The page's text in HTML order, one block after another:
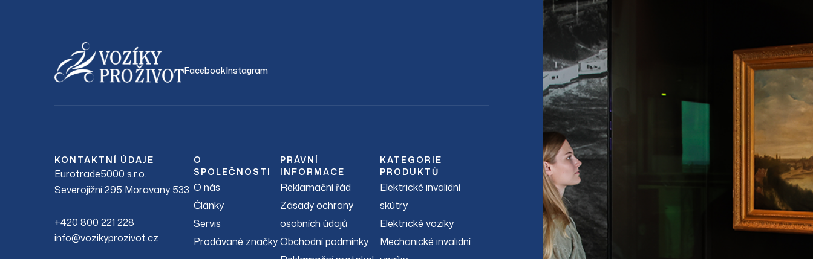
FacebookInstagram
KONTAKTNÍ ÚDAJE
Eurotrade5000 s.r.o.
Severojižní 295 Moravany 533
+420 800 221 228
info@vozikyprozivot.cz
O
SPOLEČNOSTI
O nás
Články
Servis
Prodávané značky
PRÁVNÍ
INFORMACE
Reklamační řád
Zásady ochrany
osobních údajů
Obchodní podmínky
KATEGORIE
PRODUKTŮ
Elektrické invalidní
skútry
Elektrické vozíky
Mechanické invalidní